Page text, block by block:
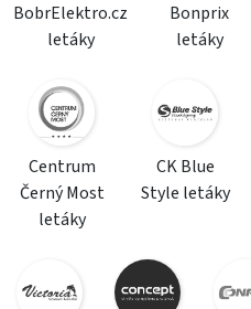
BobrElektro.cz
letáky
Bonprix
letáky
Centrum
Černý Most
letáky
CK Blue
Style letáky